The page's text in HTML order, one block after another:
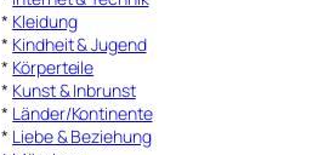
* Kleidung
* Kindheit & Jugend
* Körperteile
* Kunst & Inbrunst
* Länder/Kontinente
* Liebe & Beziehung